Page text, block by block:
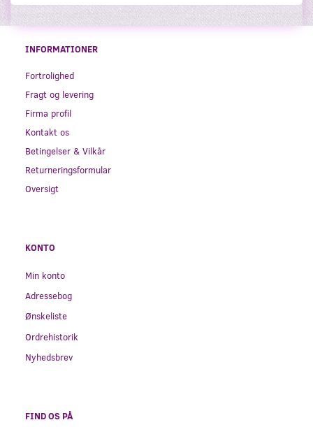
INFORMATIONER
Fortrolighed
Fragt og levering
Firma profil
Kontakt os
Betingelser & Vilkår
Returneringsformular
Oversigt
KONTO
Min konto
Adressebog
Ønskeliste
Ordrehistorik
Nyhedsbrev
FIND OS PÅ